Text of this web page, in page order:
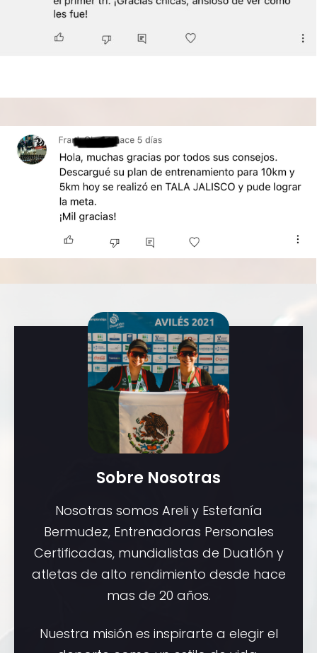
Sobre Nosotras
Nosotras somos Areli y Estefanía
Bermudez, Entrenadoras Personales
Certificadas, mundialistas de Duatlón y
atletas de alto rendimiento desde hace
mas de 20 años.
Nuestra misión es inspirarte a elegir el